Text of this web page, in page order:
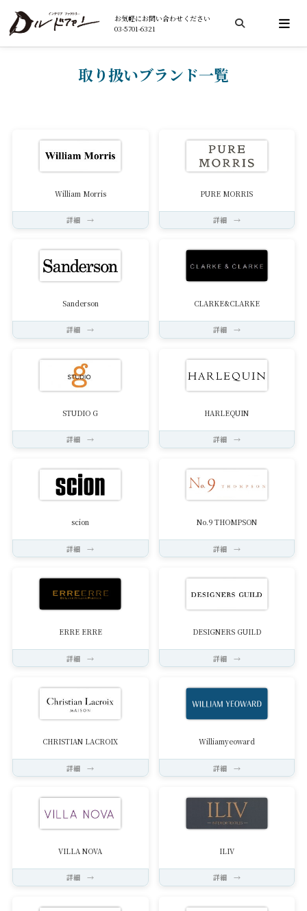
お気軽にお問い合わせください
03-5701-6321
ホーム ブランド一覧
取り扱いブランド一覧
William Morris
詳細 →
PURE MORRIS
詳細 →
Sanderson
詳細 →
CLARKE&CLARKE
詳細 →
STUDIO G
詳細 →
HARLEQUIN
詳細 →
scion
詳細 →
No.9 THOMPSON
詳細 →
ERRE ERRE
詳細 →
DESIGNERS GUILD
詳細 →
CHRISTIAN LACROIX
詳細 →
Williamyeoward
詳細 →
VILLA NOVA
詳細 →
ILIV
詳細 →